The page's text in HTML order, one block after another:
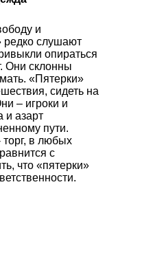
и
редко слушают
опираться
Они склонны
«Пятерки»
сидеть на
– игроки и
и азарт
пути.
торг, в любых
с
что «пятерки»